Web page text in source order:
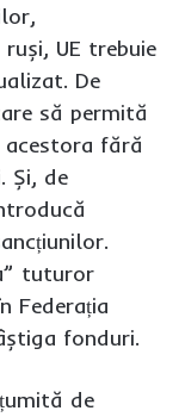
UE trebuie
De
să permită
acestora fără
Și, de
tuturor
Federația
fonduri.
de